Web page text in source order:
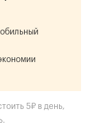
5₽ в день,